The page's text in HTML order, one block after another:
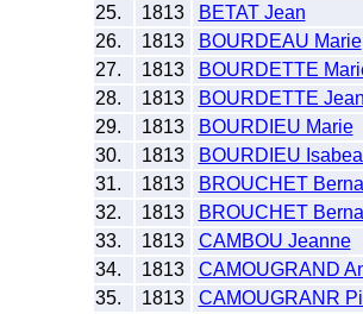
25.
1813
BETAT Jean
26.
1813
BOURDEAU Marie
27.
1813
BOURDETTE
28.
1813
BOURDETTE Jean
29.
1813
BOURDIEU Marie
30.
1813
BOURDIEU
31.
1813
BROUCHET
32.
1813
BROUCHET
33.
1813
CAMBOU Jeanne
34.
1813
CAMOUGRAND
35.
1813
CAMOUGRANR